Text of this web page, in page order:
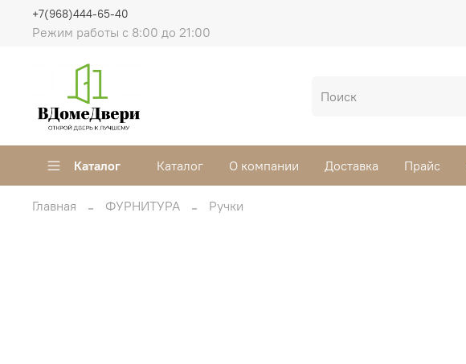
Режим работы с 8:00 до 21:00
+7(968)444-65-40
Каталог Каталог О компании Доставка Прайс
Главная ФУРНИТУРА Ручки